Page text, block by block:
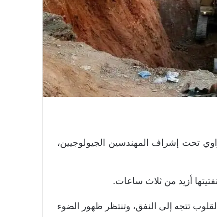
تحت إشراف المهندسين الجيولوجيين،
أزيد من ثلاث ساعات.
تتجه إلى النفق، وتنتظر ظهور الضوء